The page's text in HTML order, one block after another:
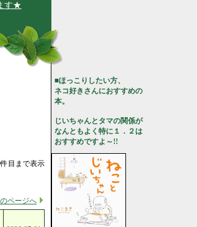
目まで表示
ページへ
■ほっこりしたい方、
ネコ好きさんにおすすめの
本。
じいちゃんとタマの関係が
なんともよく特に１．２は
おすすめですよ～!!